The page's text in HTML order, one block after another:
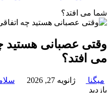
شما می‌ افتد؟
وقتی عصبانی هستید
می‌ افتد؟
میگنا ژانویه 27, 2026
بازدید